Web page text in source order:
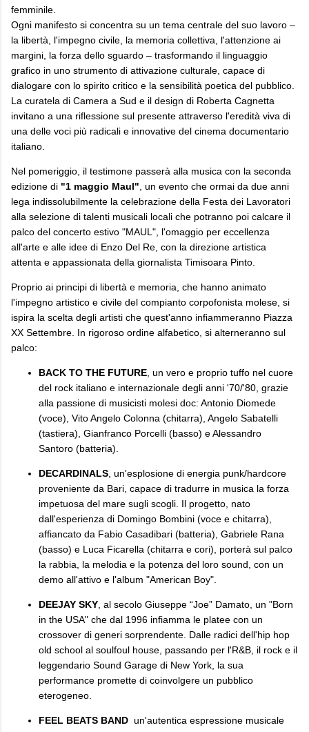
femminile.
Ogni manifesto si concentra su un tema centrale del suo lavoro –
la libertà, l'impegno civile, la memoria collettiva, l'attenzione ai
margini, la forza dello sguardo – trasformando il linguaggio
grafico in uno strumento di attivazione culturale, capace di
dialogare con lo spirito critico e la sensibilità poetica del pubblico.
La curatela di Camera a Sud e il design di Roberta Cagnetta
invitano a una riflessione sul presente attraverso l'eredità viva di
una delle voci più radicali e innovative del cinema documentario
italiano.
Nel pomeriggio, il testimone passerà alla musica con la seconda
edizione di "1 maggio Maul" , un evento che ormai da due anni
lega indissolubilmente la celebrazione della Festa dei Lavoratori
alla selezione di talenti musicali locali che potranno poi calcare il
palco del concerto estivo "MAUL", l'omaggio per eccellenza
all'arte e alle idee di Enzo Del Re, con la direzione artistica
attenta e appassionata della giornalista Timisoara Pinto.
Proprio ai principi di libertà e memoria, che hanno animato
l'impegno artistico e civile del compianto corpofonista molese, si
ispira la scelta degli artisti che quest'anno infiammeranno Piazza
XX Settembre. In rigoroso ordine alfabetico, si alterneranno sul
palco:
BACK TO THE FUTURE , un vero e proprio tuffo nel cuore
del rock italiano e internazionale degli anni '70/'80, grazie
alla passione di musicisti molesi doc: Antonio Diomede
(voce), Vito Angelo Colonna (chitarra), Angelo Sabatelli
(tastiera), Gianfranco Porcelli (basso) e Alessandro
Santoro (batteria).
DECARDINALS , un'esplosione di energia punk/hardcore
proveniente da Bari, capace di tradurre in musica la forza
impetuosa del mare sugli scogli. Il progetto, nato
dall'esperienza di Domingo Bombini (voce e chitarra),
affiancato da Fabio Casadibari (batteria), Gabriele Rana
(basso) e Luca Ficarella (chitarra e cori), porterà sul palco
la rabbia, la melodia e la potenza del loro sound, con un
demo all'attivo e l'album "American Boy".
DEEJAY SKY , al secolo Giuseppe “Joe” Damato, un "Born
in the USA" che dal 1996 infiamma le platee con un
crossover di generi sorprendente. Dalle radici dell'hip hop
old school al soulfoul house, passando per l'R&B, il rock e il
leggendario Sound Garage di New York, la sua
performance promette di coinvolgere un pubblico
eterogeneo.
FEEL BEATS BAND un'autentica espressione musicale